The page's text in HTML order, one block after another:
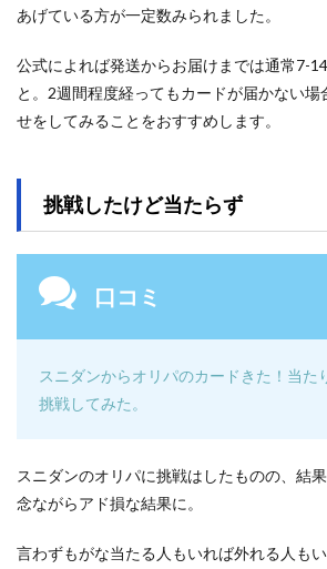
あげている方が一定数みられました。
公式によれば発送からお届けまでは通常7-
と。2週間程度経ってもカードが届かない場
せをしてみることをおすすめします。
挑戦したけど当たらず
口コミ
スニダンからオリパのカードきた！当た
挑戦してみた。
スニダンのオリパに挑戦はしたものの、結
念ながらアド損な結果に。
言わずもがな当たる人もいれば外れる人も